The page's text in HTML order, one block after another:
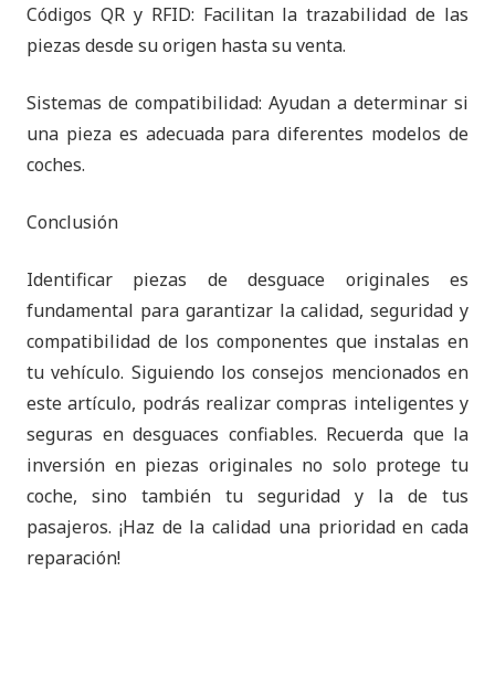
Códigos QR y RFID: Facilitan la trazabilidad de las
piezas desde su origen hasta su venta.
Sistemas de compatibilidad: Ayudan a determinar si
una pieza es adecuada para diferentes modelos de
coches.
Conclusión
Identificar piezas de desguace originales es
fundamental para garantizar la calidad, seguridad y
compatibilidad de los componentes que instalas en
tu vehículo. Siguiendo los consejos mencionados en
este artículo, podrás realizar compras inteligentes y
seguras en desguaces confiables. Recuerda que la
inversión en piezas originales no solo protege tu
coche, sino también tu seguridad y la de tus
pasajeros. ¡Haz de la calidad una prioridad en cada
reparación!